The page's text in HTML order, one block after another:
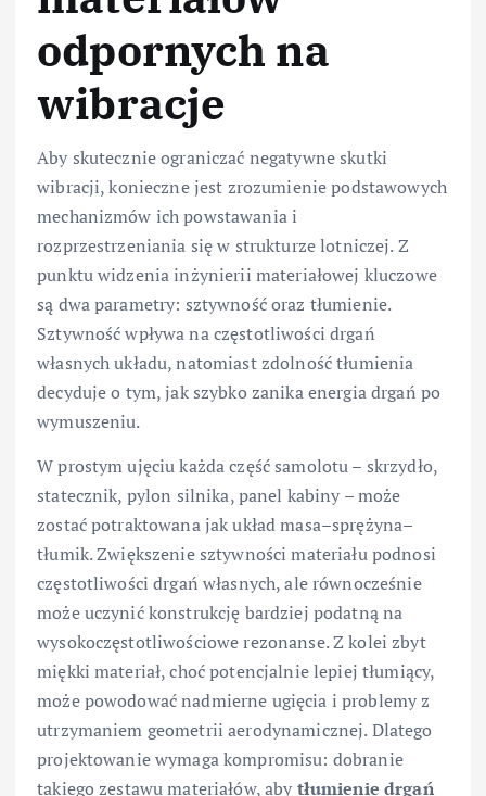
odpornych na
wibracje
Aby skutecznie ograniczać negatywne skutki
wibracji, konieczne jest zrozumienie podstawowych
mechanizmów ich powstawania i
rozprzestrzeniania się w strukturze lotniczej. Z
punktu widzenia inżynierii materiałowej kluczowe
są dwa parametry: sztywność oraz tłumienie.
Sztywność wpływa na częstotliwości drgań
własnych układu, natomiast zdolność tłumienia
decyduje o tym, jak szybko zanika energia drgań po
wymuszeniu.
W prostym ujęciu każda część samolotu – skrzydło,
statecznik, pylon silnika, panel kabiny – może
zostać potraktowana jak układ masa–sprężyna–
tłumik. Zwiększenie sztywności materiału podnosi
częstotliwości drgań własnych, ale równocześnie
może uczynić konstrukcję bardziej podatną na
wysokoczęstotliwościowe rezonanse. Z kolei zbyt
miękki materiał, choć potencjalnie lepiej tłumiący,
może powodować nadmierne ugięcia i problemy z
utrzymaniem geometrii aerodynamicznej. Dlatego
projektowanie wymaga kompromisu: dobranie
takiego zestawu materiałów, aby tłumienie drgań